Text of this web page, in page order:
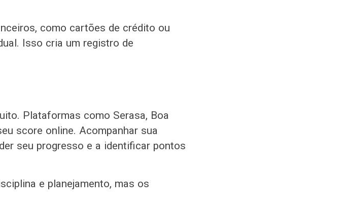
como cartões de crédito ou
Isso cria um registro de
Plataformas como Serasa, Boa
score online. Acompanhar sua
seu progresso e a identificar pontos
e planejamento, mas os